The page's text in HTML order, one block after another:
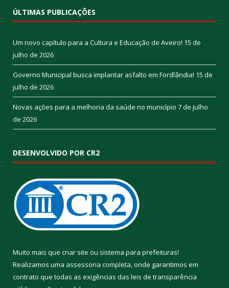
ÚLTIMAS PUBLICAÇÕES
Um novo capítulo para a Cultura e Educação de Aveiro! 15 de
julho de 2026
Governo Municipal busca implantar asfalto em Fordlândia! 15 de
julho de 2026
Novas ações para a melhoria da saúde no município 7 de julho
de 2026
DESENVOLVIDO POR CR2
Muito mais que criar site ou sistema para prefeituras!
Realizamos uma assessoria completa, onde garantimos em
contrato que todas as exigências das leis de transparência